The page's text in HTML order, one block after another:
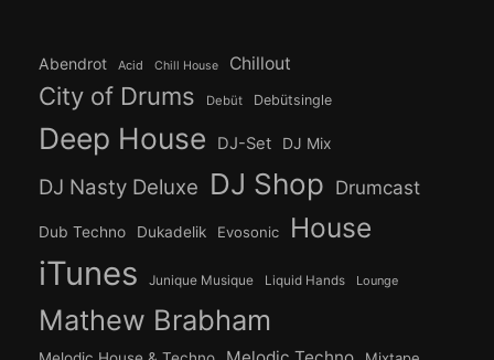
Abendrot Acid Chill House Chillout
City of Drums Debüt Debütsingle
Deep House DJ-Set DJ Mix
DJ Nasty Deluxe DJ Shop Drumcast
Dub Techno Dukadelik Evosonic House
iTunes Junique Musique Liquid Hands Lounge
Mathew Brabham